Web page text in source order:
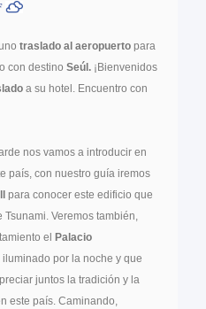
traslado al aeropuerto para
con destino Seúl. ¡Bienvenidos
a su hotel. Encuentro con
nos vamos a introducir en
país, con nuestro guía iremos
para conocer este edificio que
Tsunami. Veremos también,
el Palacio
, iluminado por la noche y que
juntos la tradición y la
este país. Caminando,